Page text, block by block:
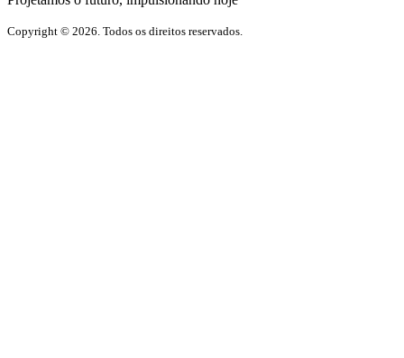
Copyright © 2026. Todos os direitos reservados.